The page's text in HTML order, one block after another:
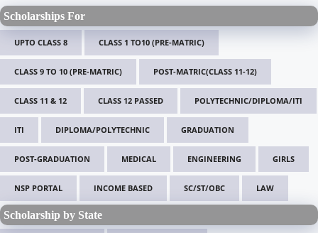
Scholarships For
UPTO CLASS 8 CLASS 1 TO10 (PRE-MATRIC)
CLASS 9 TO 10 (PRE-MATRIC) POST-MATRIC(CLASS 11-12)
CLASS 11 & 12 CLASS 12 PASSED POLYTECHNIC/DIPLOMA/ITI
ITI DIPLOMA/POLYTECHNIC GRADUATION
POST-GRADUATION MEDICAL ENGINEERING GIRLS
NSP PORTAL INCOME BASED SC/ST/OBC LAW
Scholarship by State